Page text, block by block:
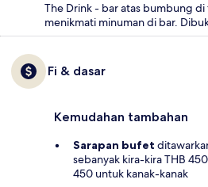
The Drink - bar atas bumbung
menikmati minuman di bar.
Fi & dasar
Kemudahan tambahan
Sarapan bufet
sebanyak kira-kira THB
450 untuk kanak-kanak